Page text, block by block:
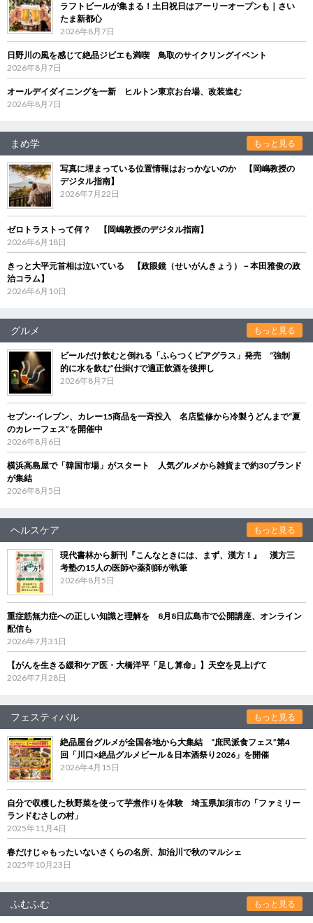
ラフトビールが集まる！土日祝日はアーリーオープンも｜さい
たま新都心
2026年8月7日
日野川の風を感じて絶品ジビエも満喫 鳥取のサイクリングイベント
2026年8月7日
オールデイダイニングを一新 ヒルトン東京お台場、改装進む
2026年8月7日
まめ学 もっと見る
写真に埋まっている位置情報はおっかないのか 【岡嶋教授の
デジタル指南】
2026年7月22日
ゼロトラストって何？ 【岡嶋教授のデジタル指南】
2026年6月18日
きっと大平元首相は泣いている 【政眼鏡（せいがんきょう）－本田雅俊の政
治コラム】
2026年6月10日
グルメ もっと見る
ビールだけ飲むと倒れる「ふらつくビアグラス」発売 “強制
的に水を飲む”仕掛けで適正飲酒を後押し
2026年8月7日
セブン‐イレブン、カレー15商品を一斉投入 名店監修から冷製うどんまで“夏
のカレーフェス”を開催中
2026年8月6日
横浜高島屋で「韓国市場」がスタート 人気グルメから雑貨まで約30ブランド
が集結
2026年8月5日
ヘルスケア もっと見る
現代書林から新刊『こんなときには、まず、漢方！』 漢方三
考塾の15人の医師や薬剤師が執筆
2026年8月5日
重症筋無力症への正しい知識と理解を 8月8日広島市で公開講座、オンライン
配信も
2026年7月31日
【がんを生きる緩和ケア医・大橋洋平「足し算命」】天空を見上げて
2026年7月28日
フェスティバル もっと見る
絶品屋台グルメが全国各地から大集結 “庶民派食フェス”第4
回「川口×絶品グルメビール＆日本酒祭り2026」を開催
2026年4月15日
自分で収穫した秋野菜を使って芋煮作りを体験 埼玉県加須市の「ファミリー
ランドむさしの村」
2025年11月4日
春だけじゃもったいないさくらの名所、加治川で秋のマルシェ
2025年10月23日
ふむふむ もっと見る